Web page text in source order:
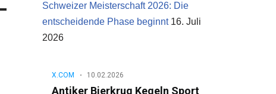
Schweizer Meisterschaft 2026: Die
entscheidende Phase beginnt 16. Juli
2026